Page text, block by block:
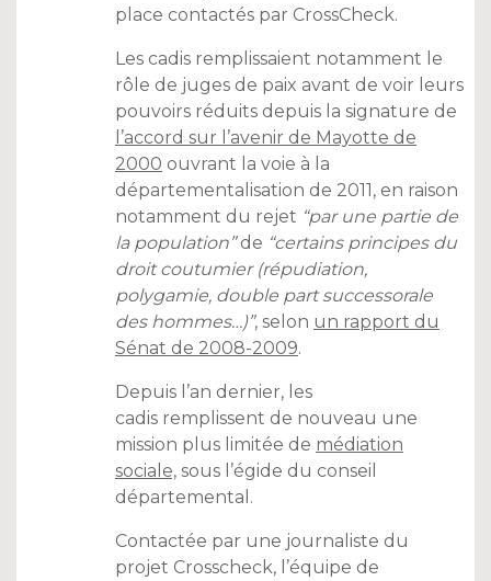
place contactés par CrossCheck.
Les cadis remplissaient notamment le
rôle de juges de paix avant de voir leurs
pouvoirs réduits depuis la signature de
l’accord sur l’avenir de Mayotte de
2000 ouvrant la voie à la
départementalisation de 2011, en raison
notamment du rejet “par une partie de
la population”de “certains principes du
droit coutumier (répudiation,
polygamie, double part successorale
des hommes…)”, selon un rapport du
Sénat de 2008-2009.
Depuis l’an dernier, les
cadis remplissent de nouveau une
mission plus limitée de médiation
sociale, sous l’égide du conseil
départemental.
Contactée par une journaliste du
projet Crosscheck, l’équipe de